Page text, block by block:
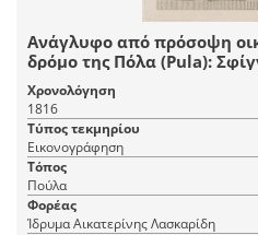
Ανάγλυφο από πρόσοψη
δρόμο της Πόλα (Pula):
τεφροδόχο υδρία.
Χρονολόγηση
1816
Τύπος τεκμηρίου
Εικονογράφηση
Τόπος
Πούλα
Φορέας
Ίδρυμα Αικατερίνης Λασκαρίδη